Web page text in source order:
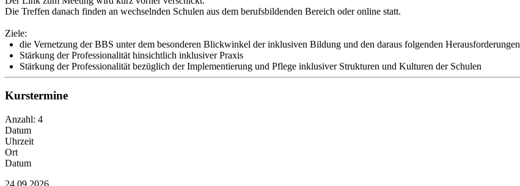
Die Treffen danach finden an wechselnden Schulen aus dem berufsbildenden Bereich oder online statt.
Ziele:
die Vernetzung der BBS unter dem besonderen Blickwinkel der inklusiven Bildung und den daraus folgenden Herausforderungen
Stärkung der Professionalität hinsichtlich inklusiver Praxis
Stärkung der Professionalität bezüglich der Implementierung und Pflege inklusiver Strukturen und Kulturen der Schulen
Kurstermine
Anzahl: 4
Datum
Uhrzeit
Ort
Datum